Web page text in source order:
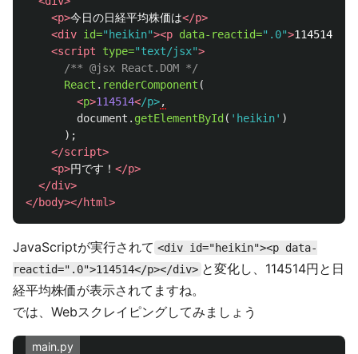
<p>今日の日経平均株価は</p>
<div id="heikin"><p data-reactid=".0">114514
<script type="text/jsx">
/** @jsx React.DOM */
React . renderComponent (
<p>114514</p>
document . getElementById ( ' heikin' )
);
</script>
<p>円です！ </p>
</div>
</body></html>
JavaScriptが実行されて <div id="heikin"><p data-
reactid=".0">114514</p></div> と変化し、114514円と日
経平均株価が表示されてますね。
では、Webスクレイピングしてみましょう
main.py